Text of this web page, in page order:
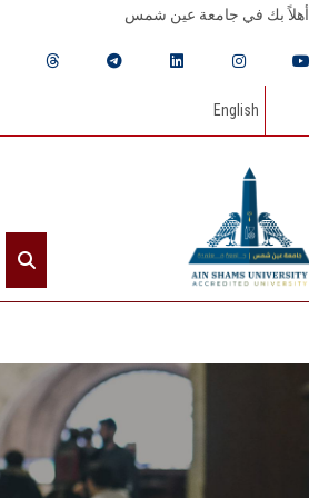
أهلاً بك في جامعة عين شمس
English
الرئيسيـة
عن الجامعة